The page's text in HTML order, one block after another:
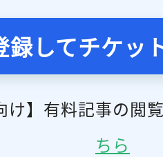
録してチケッ
け】有料記事の閲
ちら